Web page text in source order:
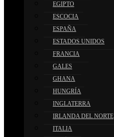
EGIPTO
ESCOCIA
ESPAÑA
ESTADOS UNIDOS
FRANCIA
GALES
GHANA
HUNGRÍA
INGLATERRA
IRLANDA DEL NORTE
ITALIA